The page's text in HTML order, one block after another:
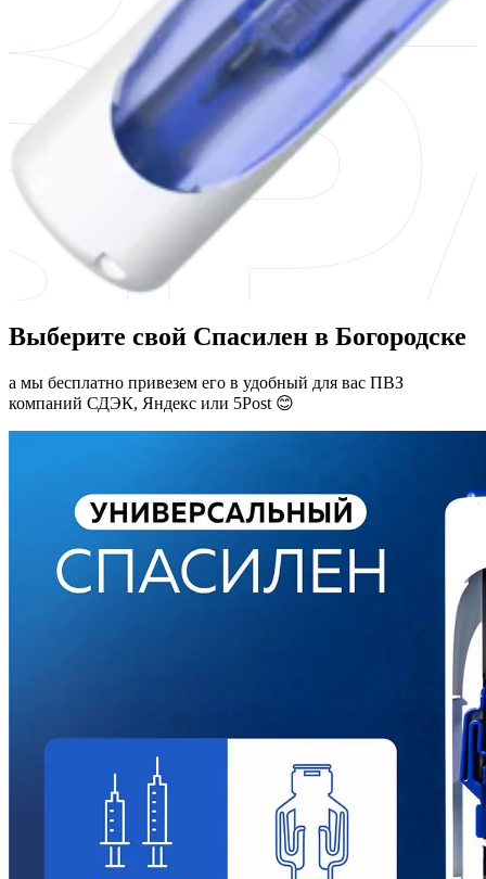
Выберите свой Спасилен в Богородске
а мы бесплатно привезем его в удобный для вас ПВЗ
компаний СДЭК, Яндекс или 5Post 😊